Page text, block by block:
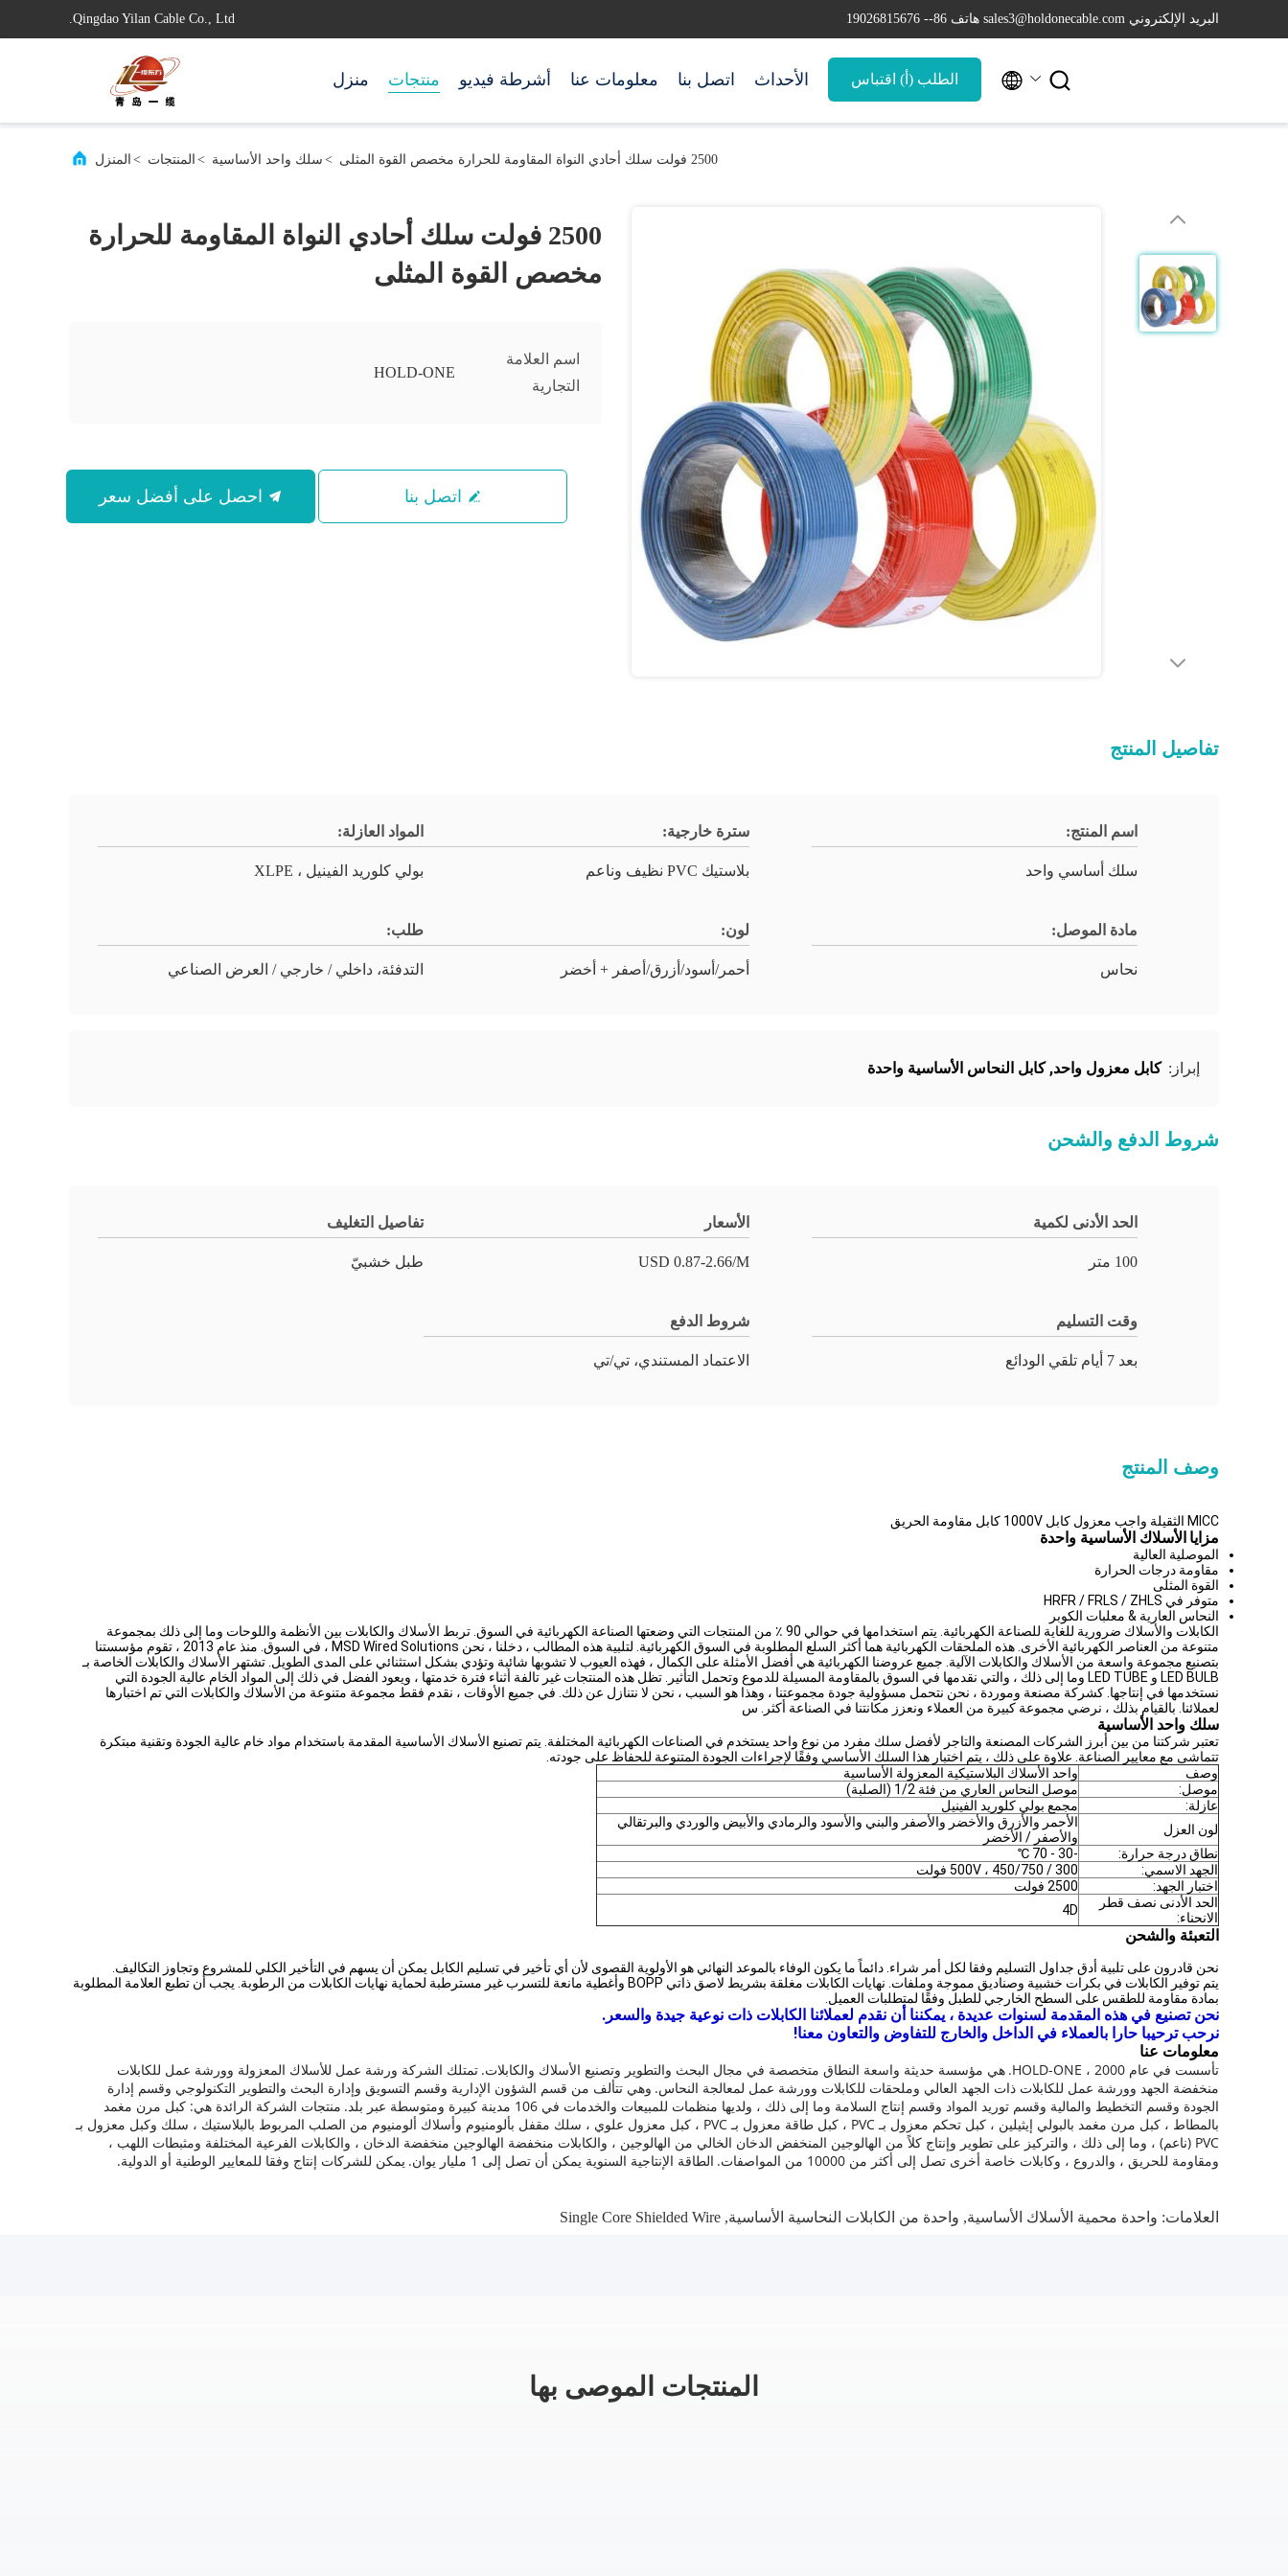
Qingdao Yilan Cable Co., Ltd. البريد الإلكتروني sales3@holdonecable.com هاتف 86-- 19026815676
منزل منتجات أشرطة فيديو معلومات عنا اتصل بنا الأحداث الطلب (أ) اقتباس  
المنزل > المنتجات > سلك واحد الأساسية > 2500 فولت سلك أحادي النواة المقاومة للحرارة مخصص القوة المثلى
2500 فولت سلك أحادي النواة المقاومة للحرارة
مخصص القوة المثلى
اسم العلامة
التجارية
HOLD-ONE
اتصل بنا
تفاصيل المنتج
اسم المنتج:
سلك أساسي واحد
سترة خارجية:
بلاستيك PVC نظيف وناعم
المواد العازلة:
بولي كلوريد الفينيل ، XLPE
مادة الموصل:
نحاس
لون:
أحمر/أسود/أزرق/أصفر + أخضر
طلب:
التدفئة، داخلي / خارجي / العرض الصناعي
إبراز: كابل معزول واحد,كابل النحاس الأساسية واحدة
شروط الدفع والشحن
الحد الأدنى لكمية
100 متر
الأسعار
USD 0.87-2.66/M
تفاصيل التغليف
طبل خشبيّ
وقت التسليم
بعد 7 أيام تلقي الودائع
شروط الدفع
الاعتماد المستندي، تي/تي
وصف المنتج
MICC الثقيلة واجب معزول كابل 1000V كابل مقاومة الحريق
مزايا الأسلاك الأساسية واحدة
الموصلية العالية
مقاومة درجات الحرارة
القوة المثلى
متوفر في HRFR / FRLS / ZHLS
النحاس العارية & معلبات الكوبر
الكابلات والأسلاك ضرورية للغاية للصناعة الكهربائية. يتم استخدامها في حوالي 90 ٪ من المنتجات التي وضعتها الصناعة الكهربائية في السوق. تربط الأسلاك والكابلات بين الأنظمة واللوحات وما إلى ذلك بمجموعة
متنوعة من العناصر الكهربائية الأخرى. هذه الملحقات الكهربائية هما أكثر السلع المطلوبة في السوق الكهربائية. لتلبية هذه المطالب ، دخلنا ، نحن MSD Wired Solutions ، في السوق. منذ عام 2013 ، تقوم مؤسستنا
بتصنيع مجموعة واسعة من الأسلاك والكابلات الآلية. جميع عروضنا الكهربائية هي أفضل الأمثلة على الكمال ، فهذه العيوب لا تشوبها شائبة وتؤدي بشكل استثنائي على المدى الطويل. تشتهر الأسلاك والكابلات الخاصة بـ
LED BULB و LED TUBE وما إلى ذلك ، والتي نقدمها في السوق بالمقاومة المسيلة للدموع وتحمل التأثير. تظل هذه المنتجات غير تالفة أثناء فترة خدمتها ، ويعود الفضل في ذلك إلى المواد الخام عالية الجودة التي
نستخدمها في إنتاجها. كشركة مصنعة وموردة ، نحن نتحمل مسؤولية جودة مجموعتنا ، وهذا هو السبب ، نحن لا نتنازل عن ذلك. في جميع الأوقات ، نقدم فقط مجموعة متنوعة من الأسلاك والكابلات التي تم اختبارها
لعملائنا. بالقيام بذلك ، نرضي مجموعة كبيرة من العملاء ونعزز مكانتنا في الصناعة أكثر. س
سلك واحد الأساسية
تعتبر شركتنا من بين أبرز الشركات المصنعة والتاجر لأفضل سلك مفرد من نوع واحد يستخدم في الصناعات الكهربائية المختلفة. يتم تصنيع الأسلاك الأساسية المقدمة باستخدام مواد خام عالية الجودة وتقنية مبتكرة
تتماشى مع معايير الصناعة. علاوة على ذلك ، يتم اختبار هذا السلك الأساسي وفقًا لإجراءات الجودة المتنوعة للحفاظ على جودته.
وصف
واحد الأسلاك البلاستيكية المعزولة الأساسية
موصل:
موصل النحاس العاري من فئة 1/2 (الصلبة)
عازلة:
مجمع بولي كلوريد الفينيل
لون العزل
الأحمر والأزرق والأخضر والأصفر والبني والأسود والرمادي والأبيض والوردي والبرتقالي
والأصفر / الأخضر
نطاق درجة حرارة:
-30 - 70 ℃
الجهد الاسمي:
300 / 500V ، 450/750 فولت
اختبار الجهد:
2500 فولت
الحد الأدنى نصف قطر
الانحناء:
4D
التعبئة والشحن
نحن قادرون على تلبية أدق جداول التسليم وفقا لكل أمر شراء. دائماً ما يكون الوفاء بالموعد النهائي هو الأولوية القصوى لأن أي تأخير في تسليم الكابل يمكن أن يسهم في التأخير الكلي للمشروع وتجاوز التكاليف.
يتم توفير الكابلات في بكرات خشبية وصناديق مموجة وملفات. نهايات الكابلات مغلقة بشريط لاصق ذاتي BOPP وأغطية مانعة للتسرب غير مسترطبة لحماية نهايات الكابلات من الرطوبة. يجب أن تطبع العلامة المطلوبة
بمادة مقاومة للطقس على السطح الخارجي للطبل وفقًا لمتطلبات العميل.
نحن تصنيع في هذه المقدمة لسنوات عديدة ، يمكننا أن نقدم لعملائنا الكابلات ذات نوعية جيدة والسعر.
نرحب ترحيبا حارا بالعملاء في الداخل والخارج للتفاوض والتعاون معنا!
معلومات عنا
تأسست في عام 2000 ، HOLD-ONE.
هي مؤسسة حديثة واسعة النطاق متخصصة في مجال البحث والتطوير وتصنيع الأسلاك والكابلات. تمتلك الشركة ورشة عمل للأسلاك المعزولة وورشة عمل للكابلات
منخفضة الجهد وورشة عمل للكابلات ذات الجهد العالي وملحقات للكابلات وورشة عمل لمعالجة النحاس. وهي تتألف من قسم الشؤون الإدارية وقسم التسويق وإدارة البحث والتطوير التكنولوجي وقسم إدارة
الجودة وقسم التخطيط والمالية وقسم توريد المواد وقسم إنتاج السلامة وما إلى ذلك ، ولديها منظمات للمبيعات والخدمات في 106 مدينة كبيرة ومتوسطة عبر بلد.
منتجات الشركة الرائدة هي: كبل مرن مغمد
بالمطاط ، كبل مرن مغمد بالبولي إيثيلين ، كبل تحكم معزول بـ PVC ، كبل طاقة معزول بـ PVC ، كبل معزول علوي ، سلك مقفل بألومنيوم وأسلاك ألومنيوم من الصلب المربوط بالبلاستيك ، سلك وكبل معزول بـ
PVC (ناعم) ، وما إلى ذلك ، والتركيز على تطوير وإنتاج كلاً من الهالوجين المنخفض الدخان الخالي من الهالوجين ، والكابلات منخفضة الهالوجين منخفضة الدخان ، والكابلات الفرعية المختلفة ومثبطات اللهب ،
ومقاومة للحريق ، والدروع ، وكابلات خاصة أخرى تصل إلى أكثر من 10000 من المواصفات.
الطاقة الإنتاجية السنوية يمكن أن تصل إلى 1 مليار يوان. يمكن للشركات إنتاج وفقا للمعايير الوطنية أو الدولية.
العلامات: واحدة محمية الأسلاك الأساسية, واحدة من الكابلات النحاسية الأساسية,
Single Core Shielded Wire
المنتجات الموصى بها